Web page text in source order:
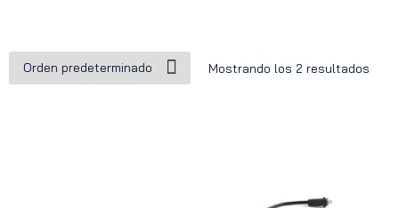
Mostrando los 2 resultados